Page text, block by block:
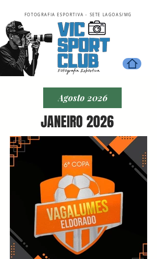
FOTOGRAFIA ESPORTIVA - SETE LAGOAS/MG
Agosto 2026
JANEIRO 2026